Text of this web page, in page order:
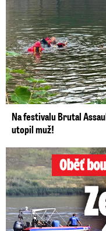
Na festivalu Brutal
utopil muž!
Oběť bouře v jezeru